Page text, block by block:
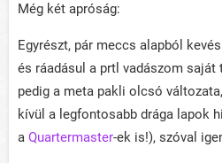
Még két apróság:
Egyrészt, pár meccs alapból
és ráadásul a prtl vadászom saját
pedig a meta pakli olcsó változata,
kívül a legfontosabb drága lapok
a Quartermaster-ek is!), szóval